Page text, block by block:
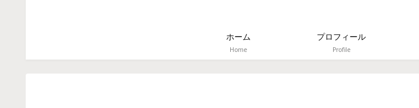
ホーム
Home
プロフィール
Profile